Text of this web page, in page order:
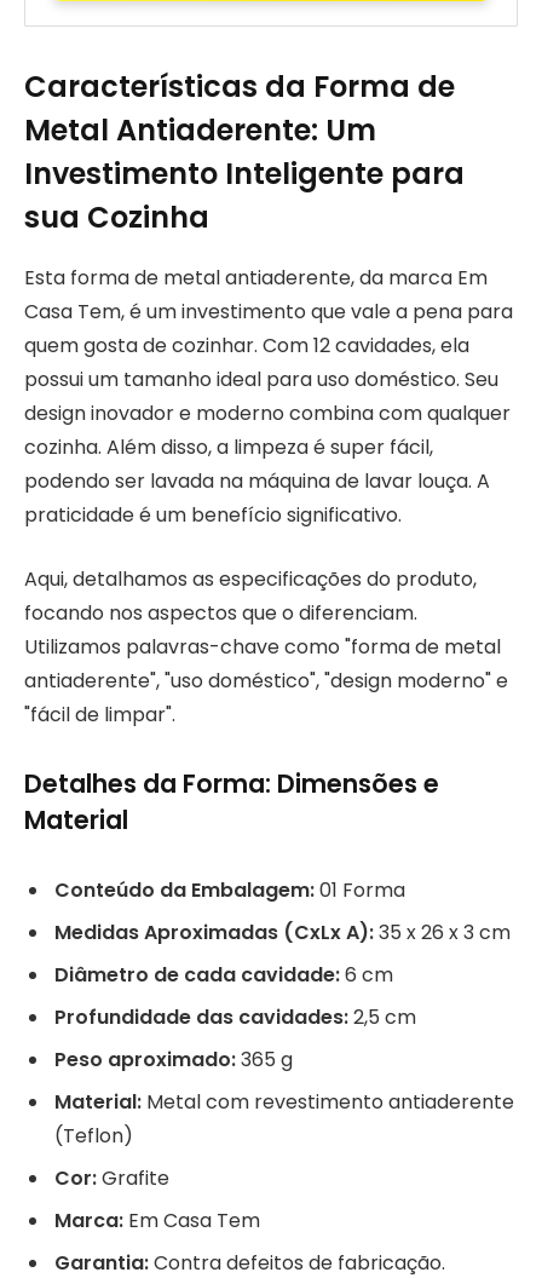
Características da Forma de
Metal Antiaderente: Um
Investimento Inteligente para
sua Cozinha
Esta forma de metal antiaderente, da marca Em
Casa Tem, é um investimento que vale a pena para
quem gosta de cozinhar. Com 12 cavidades, ela
possui um tamanho ideal para uso doméstico. Seu
design inovador e moderno combina com qualquer
cozinha. Além disso, a limpeza é super fácil,
podendo ser lavada na máquina de lavar louça. A
praticidade é um benefício significativo.
Aqui, detalhamos as especificações do produto,
focando nos aspectos que o diferenciam.
Utilizamos palavras-chave como "forma de metal
antiaderente", "uso doméstico", "design moderno" e
"fácil de limpar".
Detalhes da Forma: Dimensões e
Material
Conteúdo da Embalagem:01 Forma
Medidas Aproximadas (CxLx A):35 x 26 x 3 cm
Diâmetro de cada cavidade:6 cm
Profundidade das cavidades:2,5 cm
Peso aproximado:365 g
Material: Metal com revestimento antiaderente
(Teflon)
Cor:Grafite
Marca: Em Casa Tem
Garantia:Contra defeitos de fabricação.